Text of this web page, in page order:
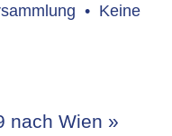
• Keine
nach Wien »